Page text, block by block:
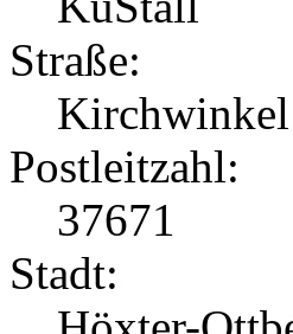
Straße:
Postleitzahl:
37671
Stadt: